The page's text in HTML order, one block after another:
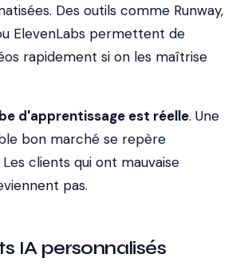
Des outils comme Runway,
ElevenLabs permettent de
rapidement si on les maîtrise
d'apprentissage est réelle. Une
bon marché se repère
clients qui ont mauvaise
pas.
IA personnalisés